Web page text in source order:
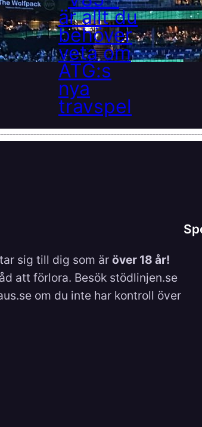
V85 – är
veta om
28 maj, 2025
sig till dig som är över 18 år!
att förlora. Besök stödlinjen.se
om du inte har kontroll över